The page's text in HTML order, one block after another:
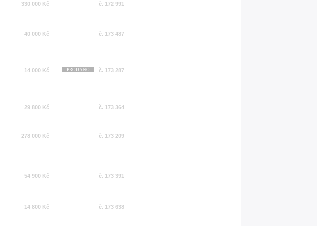
330 000 Kč č. 172 991
40 000 Kč č. 173 487
14 000 Kč PRODÁNO č. 173 287
29 800 Kč č. 173 364
278 000 Kč č. 173 209
54 900 Kč č. 173 391
14 800 Kč č. 173 638